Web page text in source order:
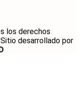
los derechos
desarrollado por